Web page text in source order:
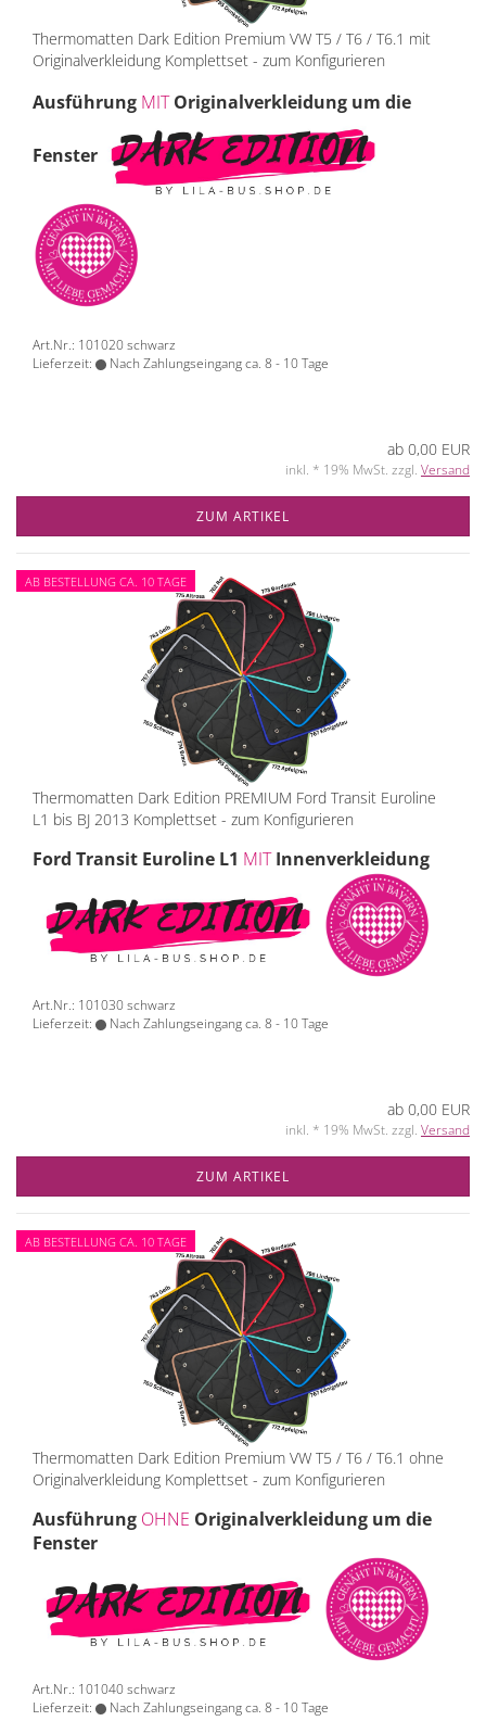
Thermomatten Dark Edition Premium VW T5 / T6 / T6.1 mit
Originalverkleidung Komplettset - zum Konfigurieren
Ausführung MITOriginalverkleidung um die
Fenster
Art.Nr.: 101020 schwarz
Lieferzeit:
Nach Zahlungseingang ca. 8 - 10 Tage
ab 0,00 EUR
inkl. * 19% MwSt. zzgl. Versand
ZUM ARTIKEL
AB BESTELLUNG CA. 10 TAGE
Thermomatten Dark Edition PREMIUM Ford Transit Euroline
L1 bis BJ 2013 Komplettset - zum Konfigurieren
Ford Transit Euroline L1 MITInnenverkleidung
Art.Nr.: 101030 schwarz
Lieferzeit:
Nach Zahlungseingang ca. 8 - 10 Tage
ab 0,00 EUR
inkl. * 19% MwSt. zzgl. Versand
ZUM ARTIKEL
AB BESTELLUNG CA. 10 TAGE
Thermomatten Dark Edition Premium VW T5 / T6 / T6.1 ohne
Originalverkleidung Komplettset - zum Konfigurieren
Ausführung OHNE Originalverkleidung um die
Fenster
Art.Nr.: 101040 schwarz
Lieferzeit:
Nach Zahlungseingang ca. 8 - 10 Tage